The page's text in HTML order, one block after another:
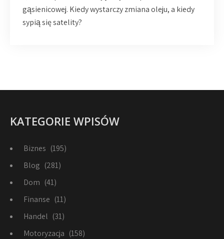
gąsienicowej. Kiedy wystarczy zmiana oleju, a kiedy
sypią się satelity?
KATEGORIE WPISÓW
Biznes (195)
Blog (281)
Dom (41)
Finanse (11)
Handel (31)
Motoryzacja (158)